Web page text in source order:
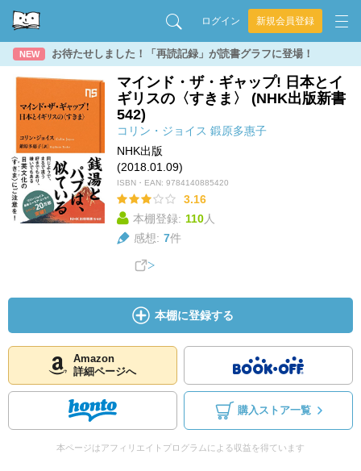
ログイン 新規会員登録
NEW お待たせしました！「再読記録」が読書グラフに登場！
マインド・ザ・ギャップ! 日本とイ
ギリスの〈すきま〉 (NHK出版新書
542)
コリン・ジョイス 鍛原多惠子
NHK出版
(2018.01.09)
ISBN・EAN: 9784140885420
3.16
本棚登録: 110人
感想: 7件
本棚に登録する
Amazon
詳細ページへ
購入ストア一覧
本ページはアフィリエイトプログラムによる収益を得ています